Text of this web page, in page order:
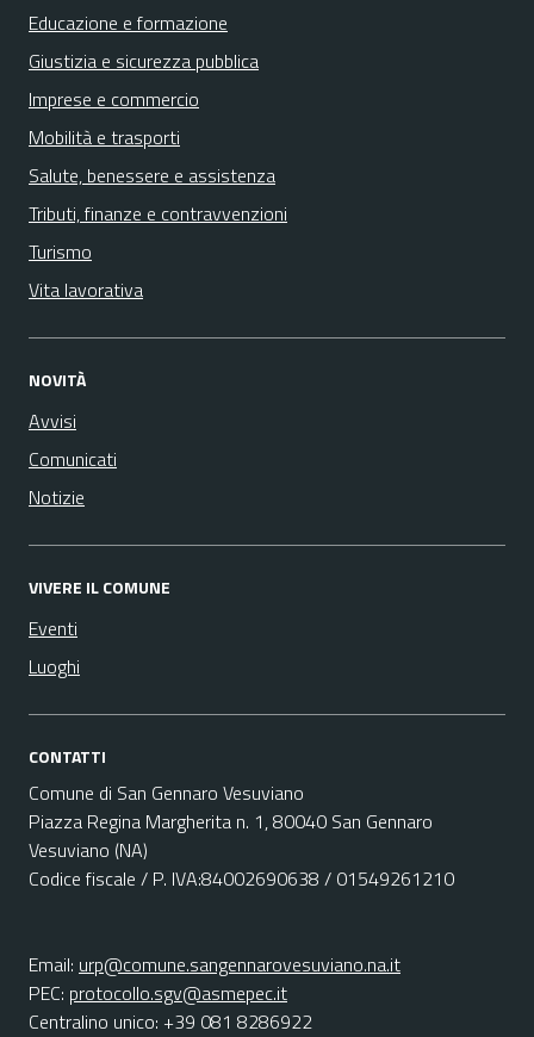
Educazione e formazione
Giustizia e sicurezza pubblica
Imprese e commercio
Mobilità e trasporti
Salute, benessere e assistenza
Tributi, finanze e contravvenzioni
Turismo
Vita lavorativa
NOVITÀ
Avvisi
Comunicati
Notizie
VIVERE IL COMUNE
Eventi
Luoghi
CONTATTI
Comune di San Gennaro Vesuviano
Piazza Regina Margherita n. 1, 80040 San Gennaro
Vesuviano (NA)
Codice fiscale / P. IVA:84002690638 / 01549261210
Email: urp@comune.sangennarovesuviano.na.it
PEC: protocollo.sgv@asmepec.it
Centralino unico: +39 081 8286922